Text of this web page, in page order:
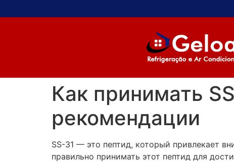
Как принимать
рекомендации
SS-31 — это пептид, который привлекает
правильно принимать этот пептид для